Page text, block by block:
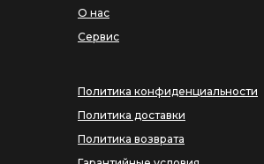
О нас
Сервис
Политика конфиденциальности
Политика доставки
Политика возврата